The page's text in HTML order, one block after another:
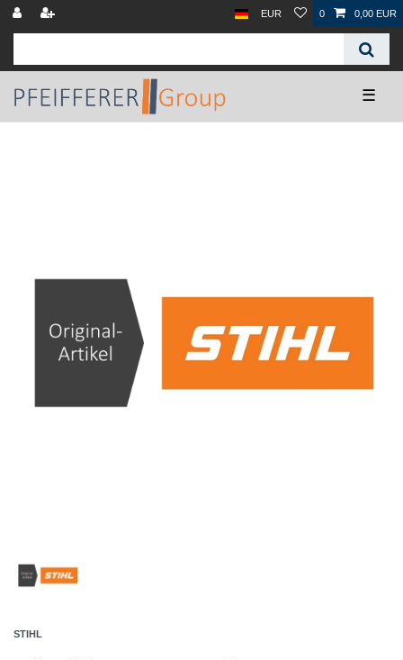
EUR 0 0,00 EUR
☰
STIHL